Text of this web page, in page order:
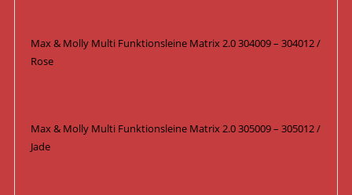
Max & Molly Multi Funktionsleine Matrix 2.0 304009 – 304012 /
Rose
Max & Molly Multi Funktionsleine Matrix 2.0 305009 – 305012 /
Jade